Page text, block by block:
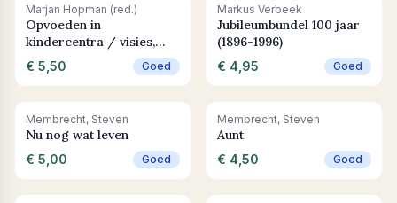
+ In winkelwagen
Marjan Hopman (red.)
Opvoeden in
kindercentra / visies,
wetenschappelijke
ontwikkelingen en
€ 5,50 Goed
+ In winkelwagen
Markus Verbeek
Jubileumbundel 100 jaar
(1896-1996)
€ 4,95 Goed
+ In winkelwagen
Membrecht, Steven
Nu nog wat leven
€ 5,00 Goed
+ In winkelwagen
Membrecht, Steven
Aunt
€ 4,50 Goed